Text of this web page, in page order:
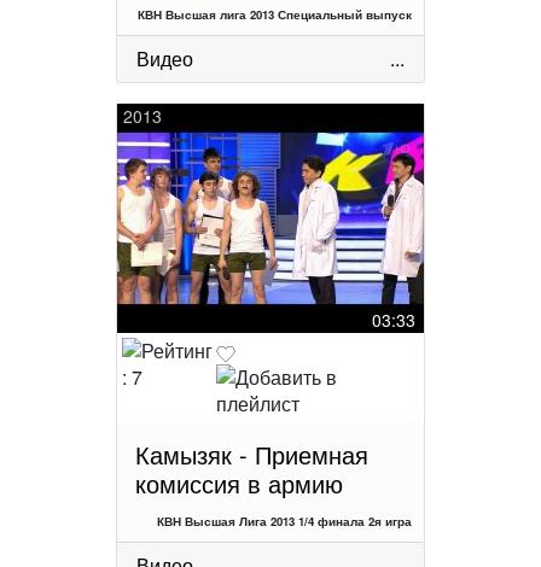
КВН Высшая лига 2013 Специальный выпуск
Видео ...
2013
03:33
Камызяк - Приемная
комиссия в армию
КВН Высшая Лига 2013 1/4 финала 2я игра